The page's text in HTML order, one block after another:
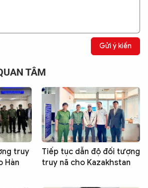
Gửi ý kiến
TÂM
truy
Hàn
Tiếp tục dẫn độ đối tượng
truy nã cho Kazakhstan